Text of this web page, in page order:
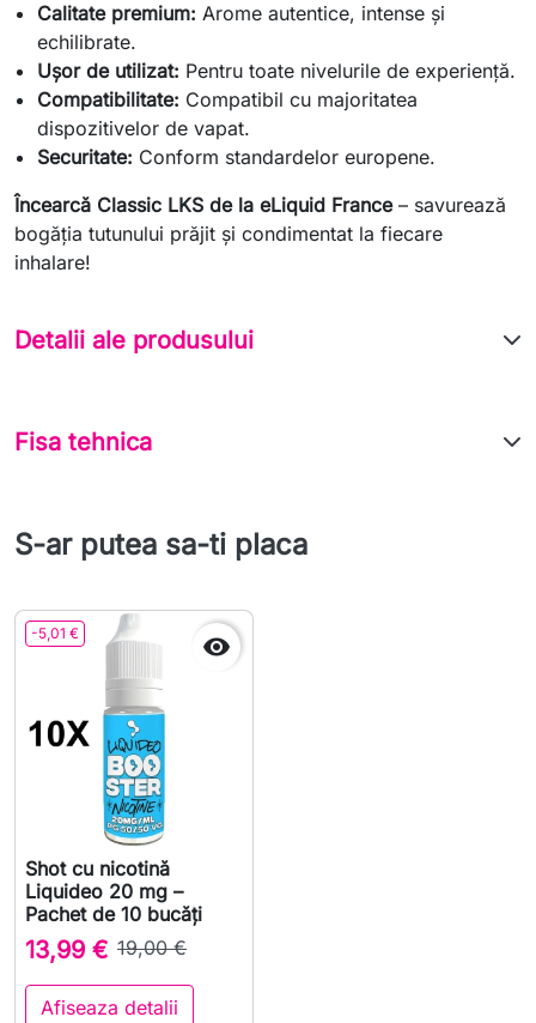
Calitate premium: Arome autentice, intense și
echilibrate.
Ușor de utilizat: Pentru toate nivelurile de experiență.
Compatibilitate: Compatibil cu majoritatea
dispozitivelor de vapat.
Securitate: Conform standardelor europene.
Încearcă Classic LKS de la eLiquid France– savurează
bogăția tutunului prăjit și condimentat la fiecare
inhalare!
Detalii ale produsului
Fisa tehnica
S-ar putea sa-ti placa
-5,01 € 
Shot cu nicotină
Liquideo 20 mg –
Pachet de 10 bucăți
13,99 € 19,00 €
Afiseaza detalii